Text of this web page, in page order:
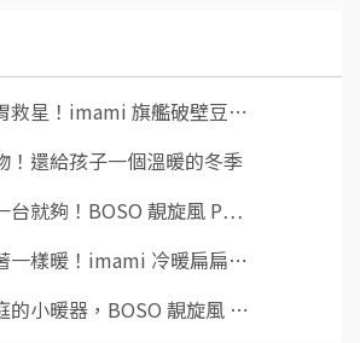
救星！imami 旗艦破壁豆⋯
！還給孩子一個溫暖的冬季
就夠！BOSO 靚旋風 P⋯
一樣暖！imami 冷暖扁扁⋯
的小暖器，BOSO 靚旋風 ⋯